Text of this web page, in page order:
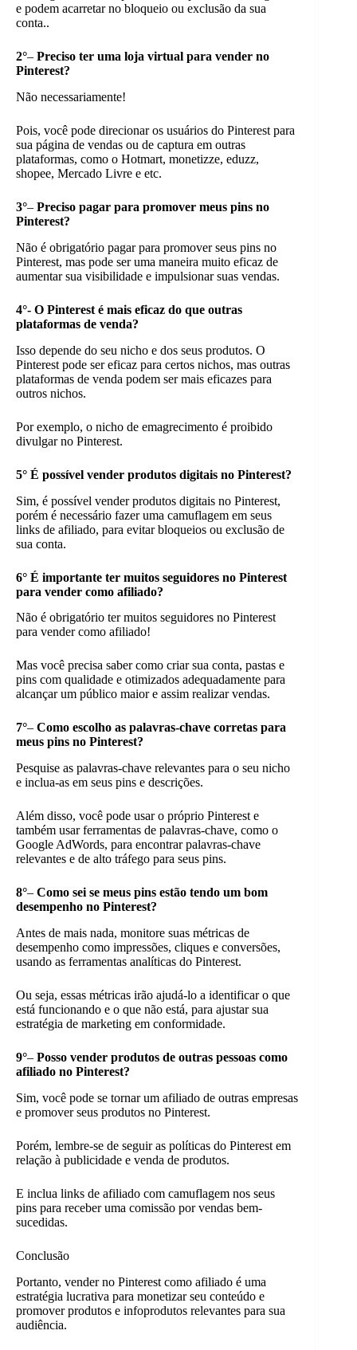
e podem acarretar no bloqueio ou exclusão da sua
conta..
2°– Preciso ter uma loja virtual para vender no
Pinterest?
Não necessariamente!
Pois, você pode direcionar os usuários do Pinterest para
sua página de vendas ou de captura em outras
plataformas, como o Hotmart, monetizze, eduzz,
shopee, Mercado Livre e etc.
3°– Preciso pagar para promover meus pins no
Pinterest?
Não é obrigatório pagar para promover seus pins no
Pinterest, mas pode ser uma maneira muito eficaz de
aumentar sua visibilidade e impulsionar suas vendas.
4°- O Pinterest é mais eficaz do que outras
plataformas de venda?
Isso depende do seu nicho e dos seus produtos. O
Pinterest pode ser eficaz para certos nichos, mas outras
plataformas de venda podem ser mais eficazes para
outros nichos.
Por exemplo, o nicho de emagrecimento é proibido
divulgar no Pinterest.
5° É possível vender produtos digitais no Pinterest?
Sim, é possível vender produtos digitais no Pinterest,
porém é necessário fazer uma camuflagem em seus
links de afiliado, para evitar bloqueios ou exclusão de
sua conta.
6° É importante ter muitos seguidores no Pinterest
para vender como afiliado?
Não é obrigatório ter muitos seguidores no Pinterest
para vender como afiliado!
Mas você precisa saber como criar sua conta, pastas e
pins com qualidade e otimizados adequadamente para
alcançar um público maior e assim realizar vendas.
7°– Como escolho as palavras-chave corretas para
meus pins no Pinterest?
Pesquise as palavras-chave relevantes para o seu nicho
e inclua-as em seus pins e descrições.
Além disso, você pode usar o próprio Pinterest e
também usar ferramentas de palavras-chave, como o
Google AdWords, para encontrar palavras-chave
relevantes e de alto tráfego para seus pins.
8°– Como sei se meus pins estão tendo um bom
desempenho no Pinterest?
Antes de mais nada, monitore suas métricas de
desempenho como impressões, cliques e conversões,
usando as ferramentas analíticas do Pinterest.
Ou seja, essas métricas irão ajudá-lo a identificar o que
está funcionando e o que não está, para ajustar sua
estratégia de marketing em conformidade.
9°– Posso vender produtos de outras pessoas como
afiliado no Pinterest?
Sim, você pode se tornar um afiliado de outras empresas
e promover seus produtos no Pinterest.
Porém, lembre-se de seguir as políticas do Pinterest em
relação à publicidade e venda de produtos.
E inclua links de afiliado com camuflagem nos seus
pins para receber uma comissão por vendas bem-
sucedidas.
Conclusão
Portanto, vender no Pinterest como afiliado é uma
estratégia lucrativa para monetizar seu conteúdo e
promover produtos e infoprodutos relevantes para sua
audiência.